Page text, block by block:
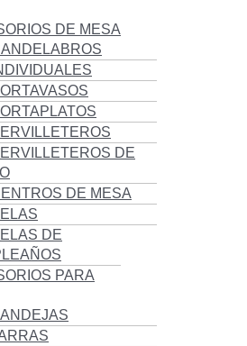
DE MESA
DE
DE MESA
DE
PARA